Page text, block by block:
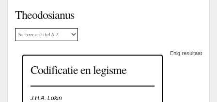
Theodosianus
Enig resultaat
Codificatie en legisme
J.H.A. Lokin